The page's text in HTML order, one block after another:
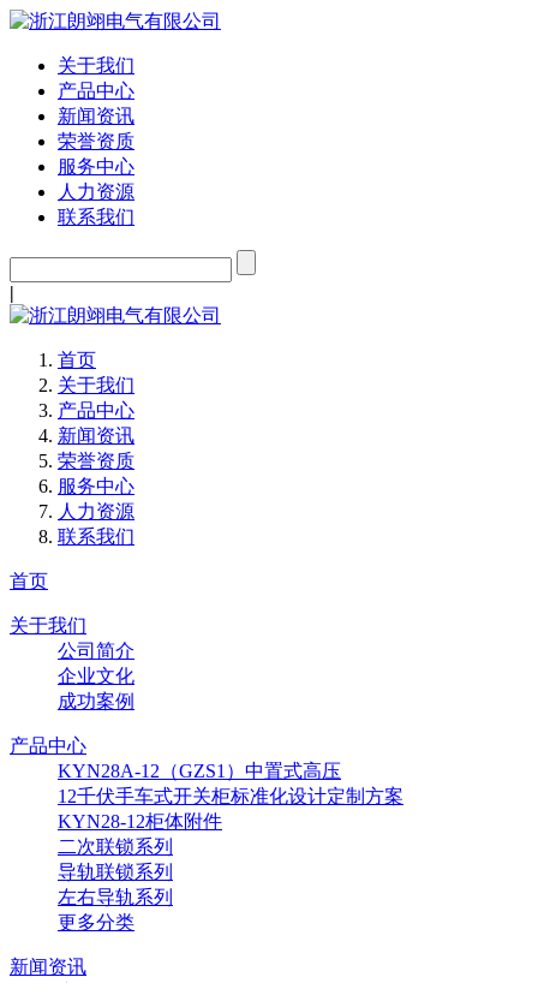
关于我们
产品中心
新闻资讯
荣誉资质
服务中心
人力资源
联系我们
|
首页
关于我们
产品中心
新闻资讯
荣誉资质
服务中心
人力资源
联系我们
首页
关于我们
公司简介
企业文化
成功案例
产品中心
KYN28A-12（GZS1）中置式高压
12千伏手车式开关柜标准化设计定制方案
KYN28-12柜体附件
二次联锁系列
导轨联锁系列
左右导轨系列
更多分类
新闻资讯